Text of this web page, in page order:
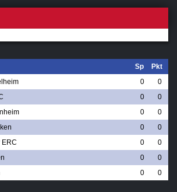
Sp
Pkt
0
0
0
0
0
0
0
0
0
0
0
0
0 0